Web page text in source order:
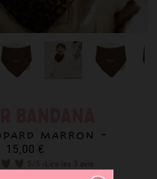
MARRON -
15,00 €
5 /5 -Lire les 3 avis